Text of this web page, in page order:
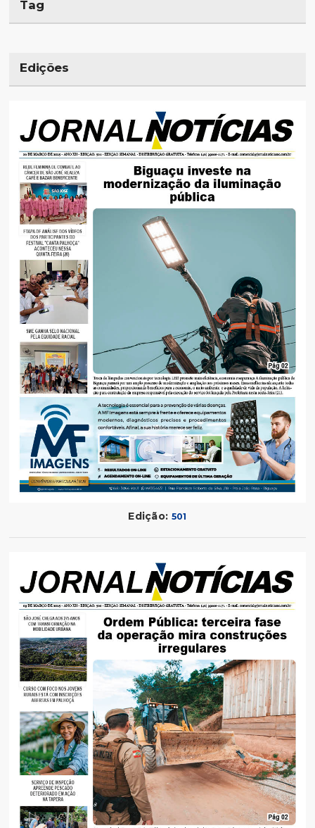
Tag
Edições
Edição: 501